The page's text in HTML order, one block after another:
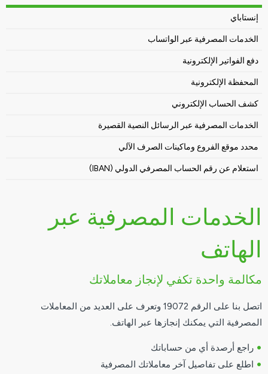
إنستاباي
الخدمات المصرفية عبر الواتساب
دفع الفواتير الإلكترونية
المحفظة الإلكترونية
كشف الحساب الإلكتروني
الخدمات المصرفية عبر الرسائل النصية القصيرة
محدد موقع الفروع وماكينات الصرف الآلي
استعلام عن رقم الحساب المصرفي الدولي (IBAN)
الخدمات المصرفية عبر
الهاتف
مكالمة واحدة تكفي لإنجاز معاملاتك
اتصل بنا على الرقم 19072 وتعرف على العديد من المعاملات
المصرفية التي يمكنك إنجازها عبر الهاتف.
• راجع أرصدة أي من حساباتك
• اطلع على تفاصيل آخر معاملاتك المصرفية